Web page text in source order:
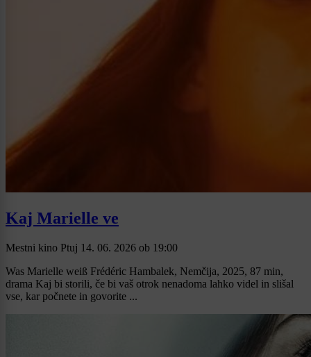
Kaj Marielle ve
Mestni kino Ptuj 14. 06. 2026 ob 19:00
Was Marielle weiß Frédéric Hambalek, Nemčija, 2025, 87 min,
drama Kaj bi storili, če bi vaš otrok nenadoma lahko videl in slišal
vse, kar počnete in govorite ...